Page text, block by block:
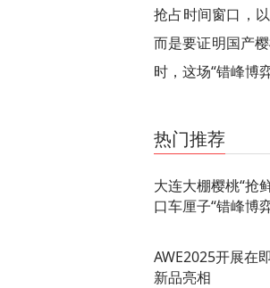
抢占时间窗口，
而是要证明国产
时，这场“错峰博
热门推荐
大连大棚樱桃“抢
口车厘子“错峰博
AWE2025开展在
新品亮相